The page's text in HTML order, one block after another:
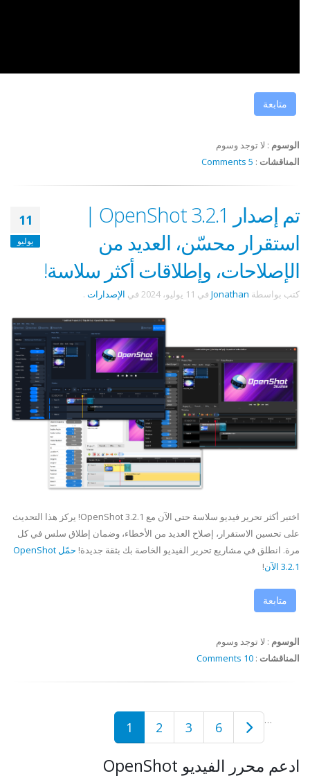
متابعة
الوسوم : لا توجد وسوم
المناقشات :
5 Comments
11
يوليو
تم إصدار OpenShot 3.2.1 |
استقرار محسّن، العديد من
الإصلاحات، وإطلاقات أكثر سلاسة!
كتب بواسطة Jonathan في 11 يوليو، 2024 في الإصدارات .
اختبر أكثر تحرير فيديو سلاسة حتى الآن مع OpenShot 3.2.1! يركز هذا التحديث
على تحسين الاستقرار، إصلاح العديد من الأخطاء، وضمان إطلاق سلس في كل
مرة. انطلق في مشاريع تحرير الفيديو الخاصة بك بثقة جديدة!
حمّل OpenShot
3.2.1 الآن
!
متابعة
الوسوم : لا توجد وسوم
المناقشات :
10 Comments
1 2 3 …
6
ادعم محرر الفيديو OpenShot